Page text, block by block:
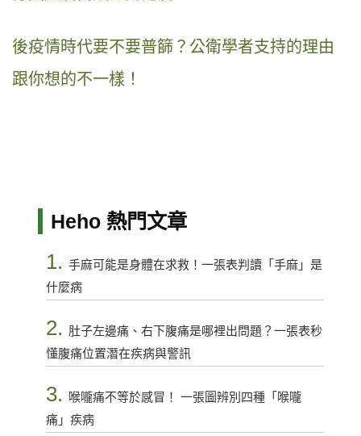
後疫情時代要不要普篩？公衛學者支持的理由
跟你想的不一樣！
Heho 熱門文章
1. 手麻可能是身體在求救！一張表判讀「手麻」是
什麼病
2. 肚子左邊痛、右下腹痛是哪裡出問題？一張表秒
懂腹痛位置潛在疾病與警訊
3.
喉嚨痛不等於感冒！ 一張圖辨別四種「喉嚨
痛」疾病